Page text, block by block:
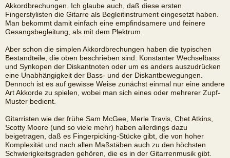
Akkordbrechungen. Ich glaube auch, daß diese ersten
Fingerstylisten die Gitarre als Begleitinstrument eingesetzt haben.
Man bekommt damit einfach eine empfindsamere und feinere
Gesangsbegleitung, als mit dem Plektrum.
Aber schon die simplen Akkordbrechungen haben die typischen
Bestandteile, die oben beschrieben sind: Konstanter Wechselbass
und Synkopen der Diskantnoten oder um es anders auszudrücken
eine Unabhängigkeit der Bass- und der Diskantbewegungen.
Dennoch ist es auf gewisse Weise zunächst einmal nur eine andere
Art Akkorde zu spielen, wobei man sich eines oder mehrerer Zupf-
Muster bedient.
Gitarristen wie der frühe Sam McGee, Merle Travis, Chet Atkins,
Scotty Moore (und so viele mehr) haben allerdings dazu
beigetragen, daß es Fingerpicking-Stücke gibt, die von hoher
Komplexität und nach allen Maßstäben auch zu den höchsten
Schwierigkeitsgraden gehören, die es in der Gitarrenmusik gibt.